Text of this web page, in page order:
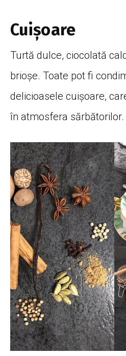
Cuișoare
Turtă dulce, ciocolată
brioșe. Toate pot fi
delicioasele cuișoare,
în atmosfera sărbătorilor.